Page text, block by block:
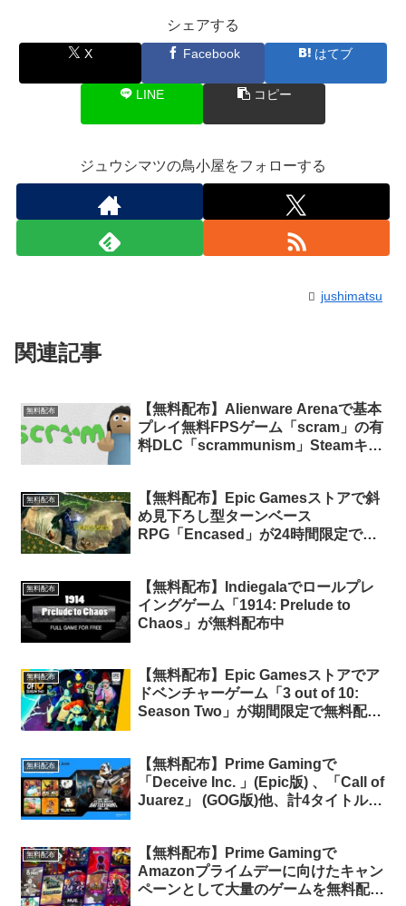
シェアする
X Facebook はてブ
LINE コピー
ジュウシマツの鳥小屋をフォローする
jushimatsu
関連記事
無料配布
【無料配布】Alienware Arenaで基本
プレイ無料FPSゲーム「scram」の有
料DLC「scrammunism」Steamキー
無料配布
【無料配布】Epic Gamesストアで斜
め見下ろし型ターンベース
RPG「Encased」が24時間限定で無
無料配布
【無料配布】Indiegalaでロールプレ
イングゲーム「1914: Prelude to
Chaos」が無料配布中
無料配布
【無料配布】Epic Gamesストアでア
ドベンチャーゲーム「3 out of 10:
Season Two」が期間限定で無料配布
無料配布
【無料配布】Prime Gamingで
「Deceive Inc. 」(Epic版) 、「Call of
Juarez」 (GOG版)他、計4タイトルの
無料配布
【無料配布】Prime Gamingで
Amazonプライムデーに向けたキャン
ペーンとして大量のゲームを無料配布